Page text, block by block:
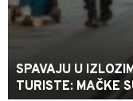
SPAVAJU U
TURISTE: MAČKE